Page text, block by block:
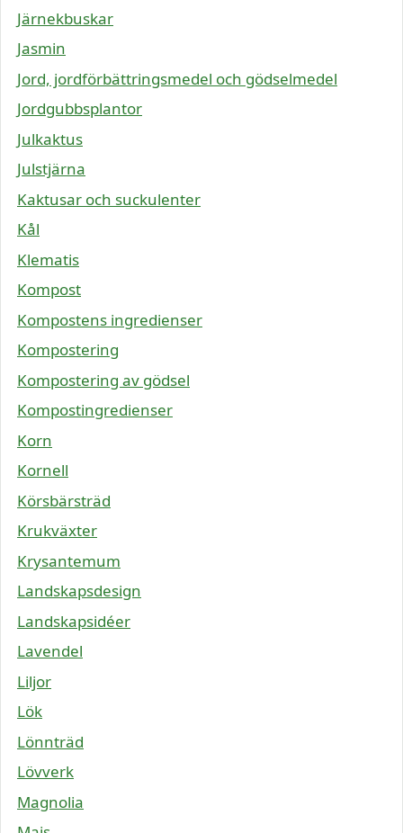
Järnekbuskar
Jasmin
Jord, jordförbättringsmedel och gödselmedel
Jordgubbsplantor
Julkaktus
Julstjärna
Kaktusar och suckulenter
Kål
Klematis
Kompost
Kompostens ingredienser
Kompostering
Kompostering av gödsel
Kompostingredienser
Korn
Kornell
Körsbärsträd
Krukväxter
Krysantemum
Landskapsdesign
Landskapsidéer
Lavendel
Liljor
Lök
Lönnträd
Lövverk
Magnolia